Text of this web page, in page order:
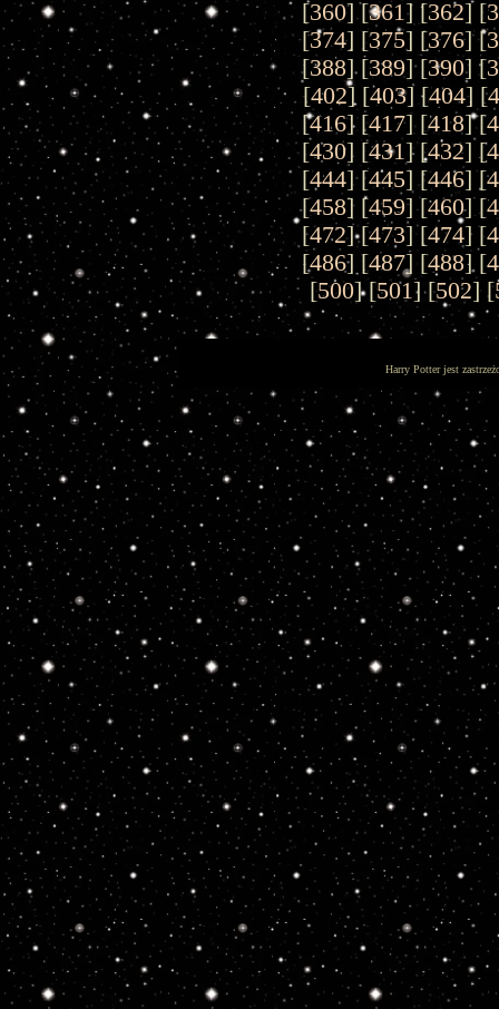
[360] [361] [362] [
[374] [375] [376] [
[388] [389] [390] [
[402] [403] [404] [
[416] [417] [418] [
[430] [431] [432] [
[444] [445] [446] [
[458] [459] [460] [
[472] [473] [474] [
[486] [487] [488] [
[500] [501] [502] [
Harry Potter jest